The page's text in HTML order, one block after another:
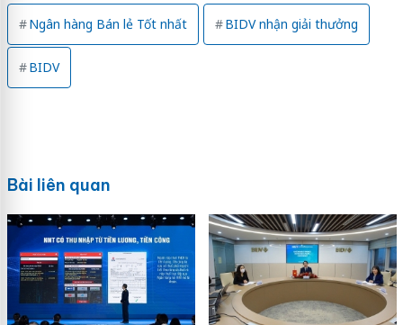
Ngân hàng Bán lẻ Tốt nhất BIDV nhận giải thưởng
BIDV
Bài liên quan